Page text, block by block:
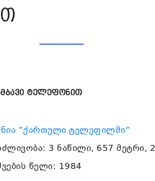
ტელეფონით
”ქართული ტელეფილმი”
3 ნაწილი, 657 მეტრი,
წელი: 1984